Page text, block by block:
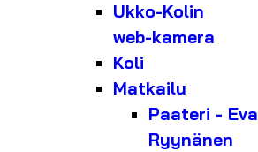
Ukko-Kolin
web-kamera
Koli
Matkailu
Paateri - Eva
Ryynänen